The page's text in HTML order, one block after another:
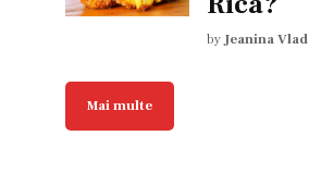
by Jeanina Vlad
Mai multe